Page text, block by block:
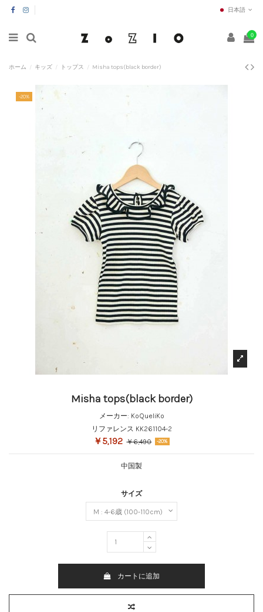
日本語
0
ホーム キッズ トップス Misha tops(black border)
-20%
Misha tops(black border)
メーカー: KoQueliKo
リファレンス KK261104-2
￥5,192 ￥6,490 -20%
中国製
サイズ
カートに追加